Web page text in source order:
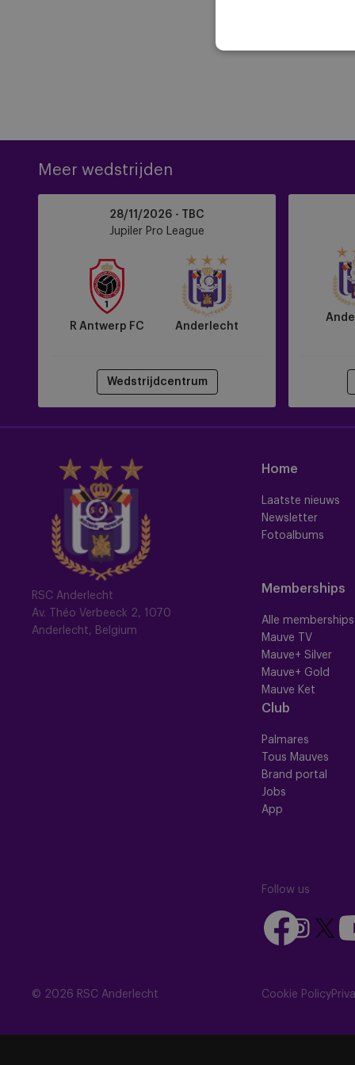
Meer wedstrijden
Anderlecht
28/11/2026 - TBC
Jupiler Pro League
R Antwerp FC Anderlecht
Wedstrijdcentrum
Charleroi
RSC Anderlecht
Av. Théo Verbeeck 2, 1070
Anderlecht, Belgium
© 2026 RSC Anderlecht
Home
Laatste nieuws
Newsletter
Fotoalbums
Memberships
Alle memberships
Mauve TV
Mauve+ Silver
Mauve+ Gold
Mauve Ket
Club
Palmares
Tous Mauves
Brand portal
Jobs
App
Follow us
Follow
us
Follow
us
Follow
us
Cookie Policy